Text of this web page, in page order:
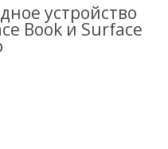
устройство
Book и Surface